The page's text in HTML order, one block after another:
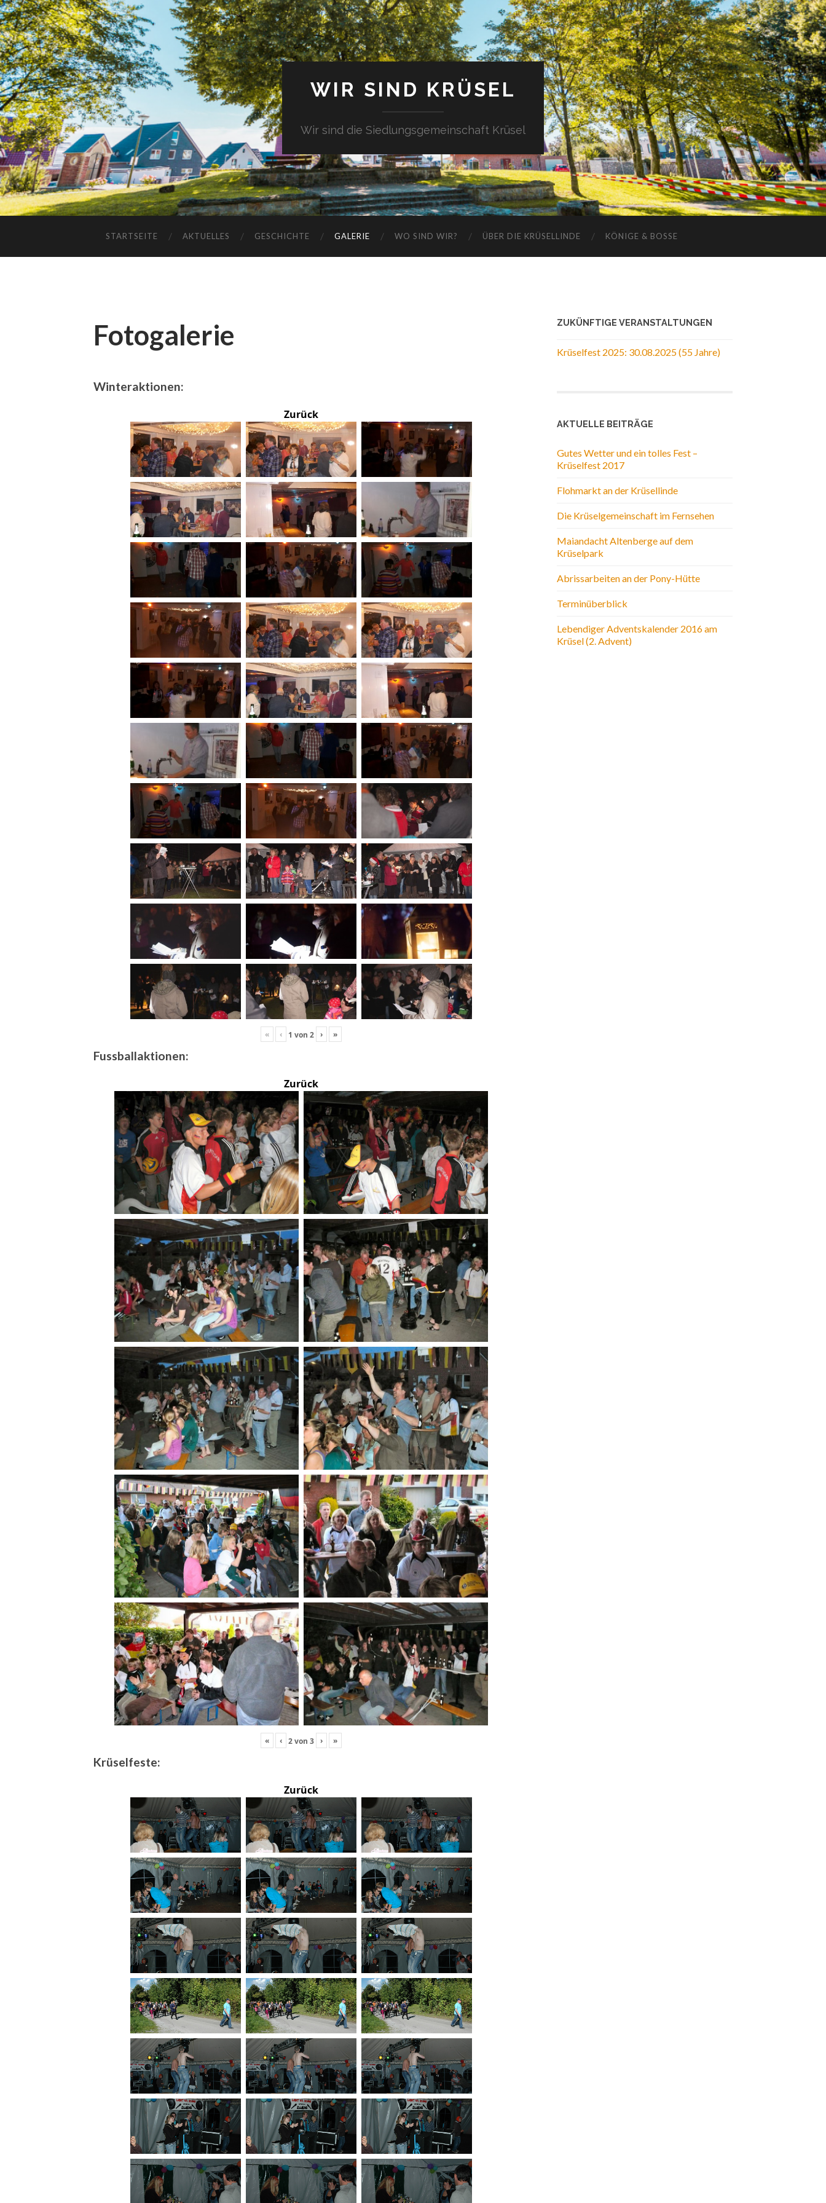
WIR SIND KRÜSEL
Wir sind die Siedlungsgemeinschaft Krüsel
STARTSEITE AKTUELLES GESCHICHTE GALERIE WO SIND WIR? ÜBER DIE KRÜSELLINDE KÖNIGE & BOSSE
Fotogalerie
Winteraktionen:
Zurück
« ‹ 1 von 2 › »
Fussballaktionen:
Zurück
« ‹ 2von 3 › »
Krüselfeste:
Zurück
ZUKÜNFTIGE VERANSTALTUNGEN
Krüselfest 2025: 30.08.2025 (55 Jahre)
AKTUELLE BEITRÄGE
Gutes Wetter und ein tolles Fest –
Krüselfest 2017
Flohmarkt an der Krüsellinde
Die Krüselgemeinschaft im Fernsehen
Maiandacht Altenberge auf dem
Krüselpark
Abrissarbeiten an der Pony-Hütte
Terminüberblick
Lebendiger Adventskalender 2016 am
Krüsel (2. Advent)